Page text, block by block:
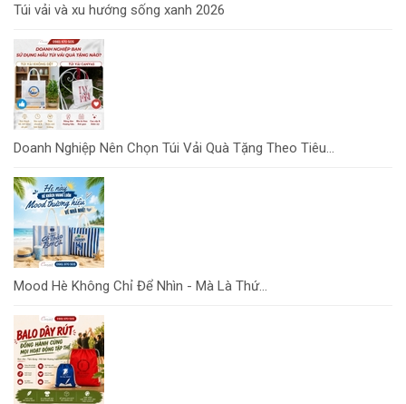
Túi vải và xu hướng sống xanh 2026
Doanh Nghiệp Nên Chọn Túi Vải Quà Tặng Theo Tiêu...
Mood Hè Không Chỉ Để Nhìn - Mà Là Thứ...